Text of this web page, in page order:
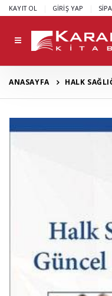
KAYIT OL GİRİŞ YAP
ANASAYFA HALK